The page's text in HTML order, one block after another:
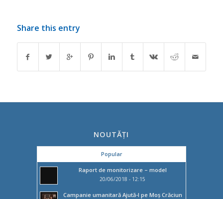
Share this entry
NOUTĂȚI
Popular
Raport de monitorizare – model
20/06/2018 - 12:15
Campanie umanitară Ajută-l pe Moș Crăciun